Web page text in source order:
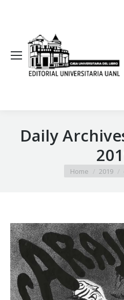
Daily
You are here:
Home 2019